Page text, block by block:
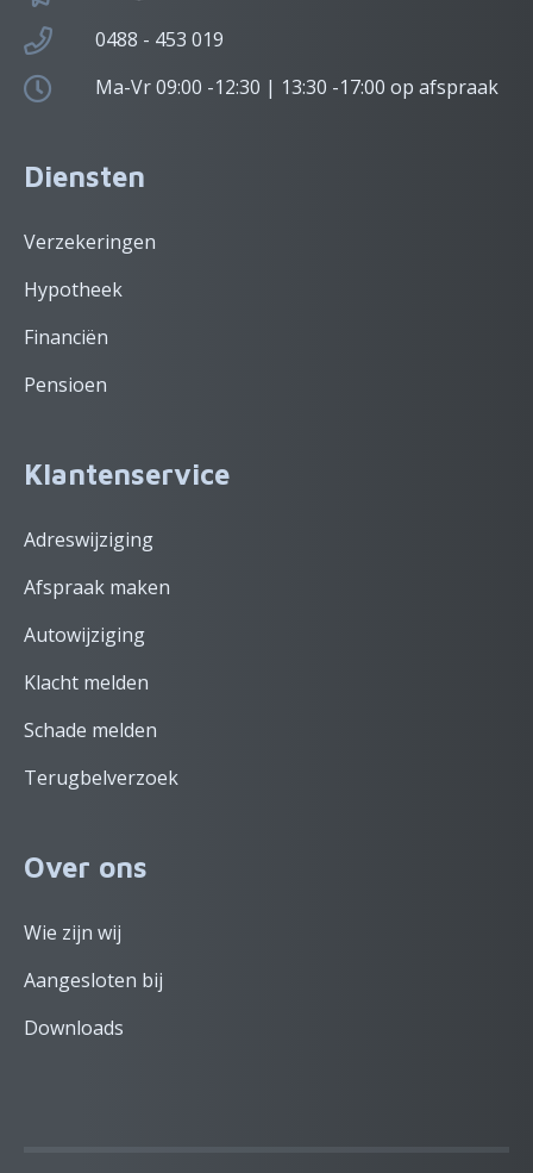
0488 - 453 019
Ma-Vr 09:00 -12:30 | 13:30 -17:00 op afspraak
Diensten
Verzekeringen
Hypotheek
Financiën
Pensioen
Klantenservice
Adreswijziging
Afspraak maken
Autowijziging
Klacht melden
Schade melden
Terugbelverzoek
Over ons
Wie zijn wij
Aangesloten bij
Downloads